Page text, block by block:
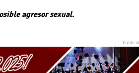
agresor sexual.